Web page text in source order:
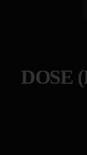
DOSE